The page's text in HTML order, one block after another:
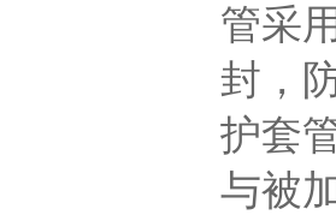
管采
封，
护套
与被